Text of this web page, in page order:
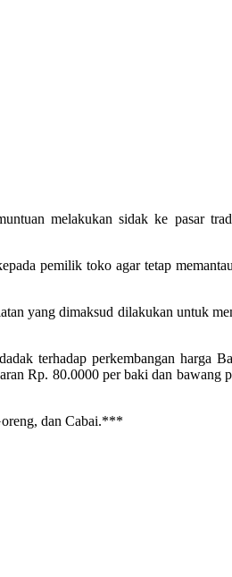
melakukan sidak ke pasar
pemilik toko agar tetap
yang dimaksud dilakukan untuk
terhadap perkembangan harga
Rp. 80.0000 per baki dan bawang
dan Cabai.***